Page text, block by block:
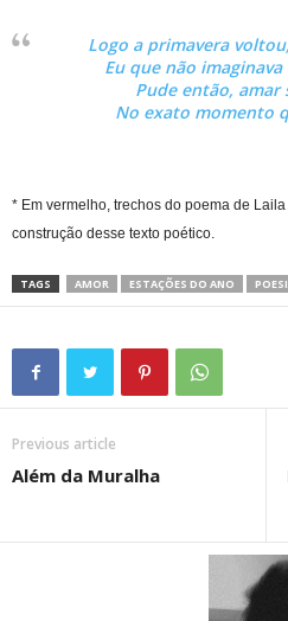
Logo a primavera
Eu que não
Pude então, amar
No exato momento
* Em vermelho, trechos do poema de
construção desse texto poético.
TAGS AMOR ESTAÇÕES DO ANO
Previous article
Além da Muralha